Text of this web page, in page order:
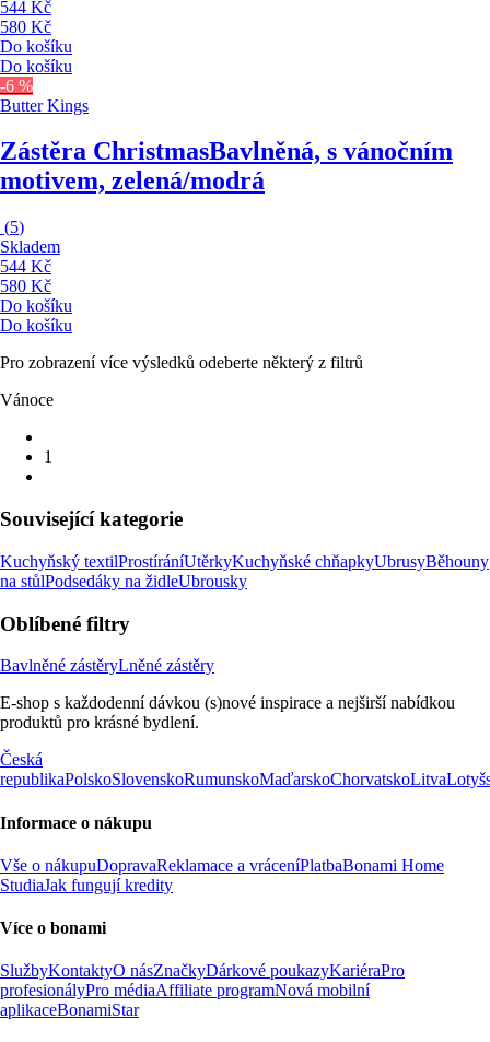
544 Kč
580 Kč
Do košíku
Do košíku
-6 %
Butter Kings
Zástěra ChristmasBavlněná, s vánočním
motivem, zelená/modrá
(5)
Skladem
544 Kč
580 Kč
Do košíku
Do košíku
Pro zobrazení více výsledků odeberte některý z filtrů
Vánoce
1
Související kategorie
Kuchyňský textilProstíráníUtěrkyKuchyňské chňapkyUbrusyBěhouny
na stůlPodsedáky na židleUbrousky
Oblíbené filtry
Bavlněné zástěryLněné zástěry
E-shop s každodenní dávkou (s)nové inspirace a nejširší nabídkou
produktů pro krásné bydlení.
Česká
republikaPolskoSlovenskoRumunskoMaďarskoChorvatskoLitva
Informace o nákupu
Vše o nákupuDopravaReklamace a vráceníPlatbaBonami Home
StudiaJak fungují kredity
Více o bonami
SlužbyKontaktyO násZnačkyDárkové poukazyKariéraPro
profesionályPro médiaAffiliate programNová mobilní
aplikaceBonamiStar